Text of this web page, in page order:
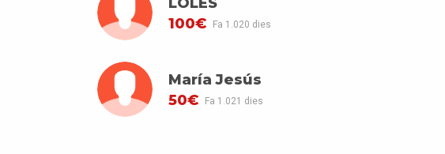
100€
Fa 1.020 dies
María Jesús
50€
Fa 1.021 dies